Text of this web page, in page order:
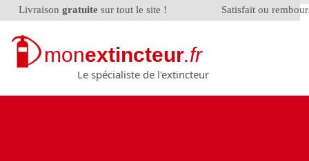
Livraison gratuite sur tout le site ! Satisfait ou
monextincteur.fr
Le spécialiste de l'extincteur